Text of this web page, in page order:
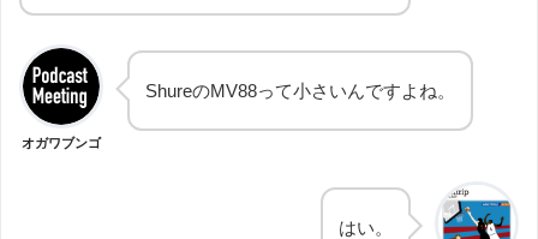
オガワブンゴ
ShureのMV88って小さいんですよね。
はい。